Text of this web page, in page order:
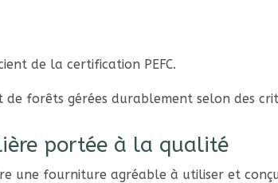
de la certification PEFC.
forêts gérées durablement selon des
portée à la qualité
une fourniture agréable à utiliser et